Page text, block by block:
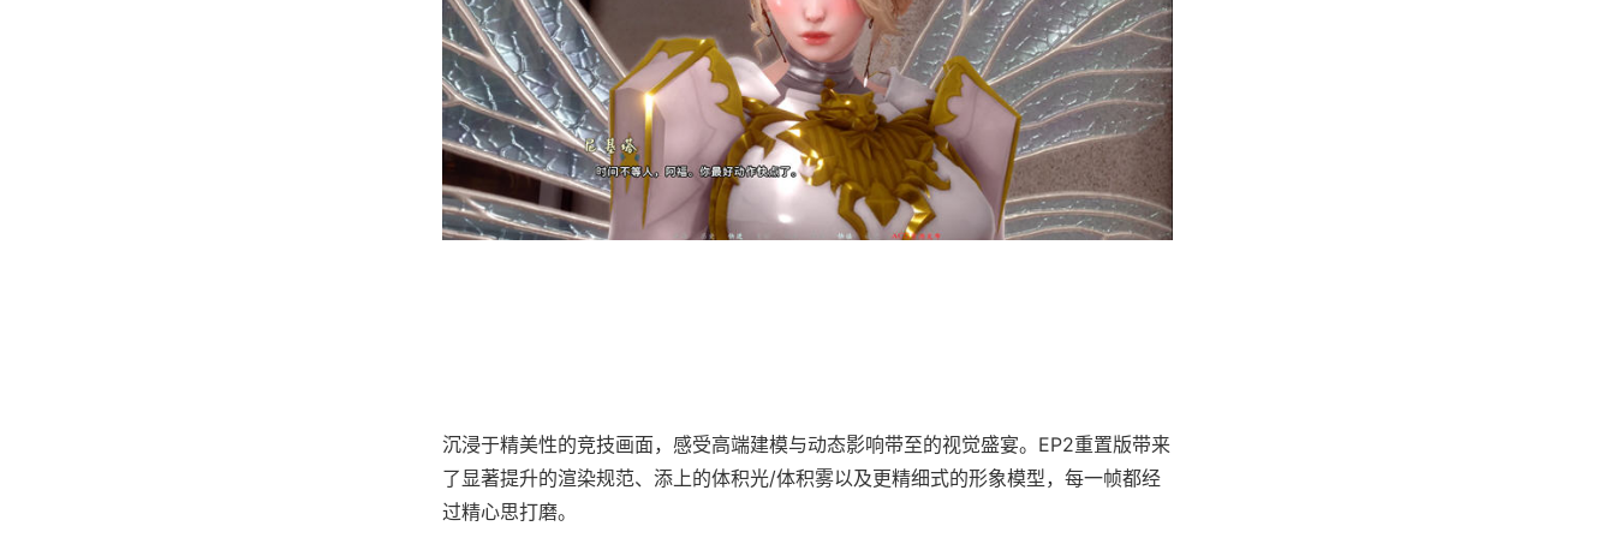
沉浸于精美性的竞技画面，感受高端建模与动态影响带至的视觉盛宴。EP2重置版带来
了显著提升的渲染规范、添上的体积光/体积雾以及更精细式的形象模型，每一帧都经
过精心思打磨。